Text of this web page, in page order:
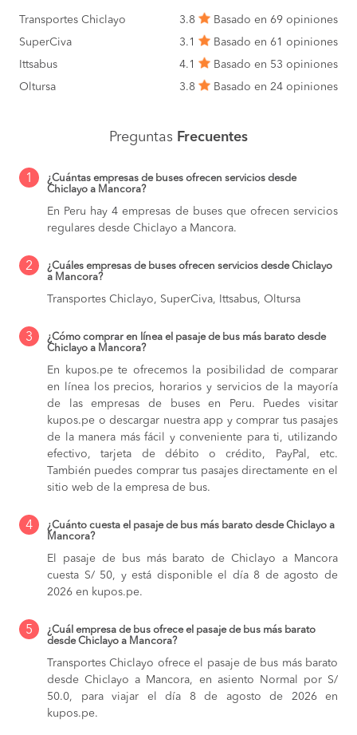
Transportes Chiclayo 3.8
Basado en 69 opiniones
SuperCiva
3.1
Basado en 61 opiniones
Ittsabus
4.1
Basado en 53 opiniones
Oltursa
3.8 Basado en 24 opiniones
Preguntas Frecuentes
1
¿Cuántas empresas de buses ofrecen servicios desde
Chiclayo a Mancora?
En Peru hay 4 empresas de buses que ofrecen servicios
regulares desde Chiclayo a Mancora.
2
¿Cuáles empresas de buses ofrecen servicios desde Chiclayo
a Mancora?
Transportes Chiclayo, SuperCiva, Ittsabus, Oltursa
3
¿Cómo comprar en línea el pasaje de bus más barato desde
Chiclayo a Mancora?
En kupos.pe te ofrecemos la posibilidad de comparar
en línea los precios, horarios y servicios de la mayoría
de las empresas de buses en Peru. Puedes visitar
kupos.pe o descargar nuestra app y comprar tus pasajes
de la manera más fácil y conveniente para ti, utilizando
efectivo, tarjeta de débito o crédito, PayPal, etc.
También puedes comprar tus pasajes directamente en el
sitio web de la empresa de bus.
4
¿Cuánto cuesta el pasaje de bus más barato desde Chiclayo a
Mancora?
El pasaje de bus más barato de Chiclayo a Mancora
cuesta S/ 50, y está disponible el día 8 de agosto de
2026 en kupos.pe.
5
¿Cuál empresa de bus ofrece el pasaje de bus más barato
desde Chiclayo a Mancora?
Transportes Chiclayo ofrece el pasaje de bus más barato
desde Chiclayo a Mancora, en asiento Normal por S/
50.0, para viajar el día 8 de agosto de 2026 en
kupos.pe.